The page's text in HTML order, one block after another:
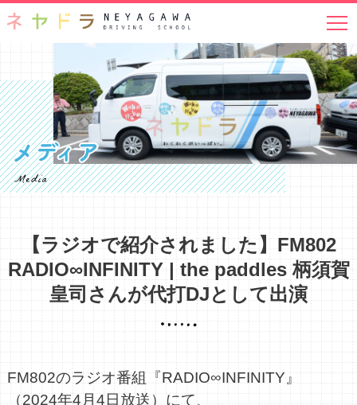
免許取得をお考えの方へ
普通免許 二輪免許 その他免許
在校生の方へ
在校生メニュー 無料送迎バス オンライン学科教習
ご紹介特典
安全運転クリニック
企業のお客様へ
ネヤドラについて
スクールライフ スタッフのこだわり
【ラジオで紹介されました】FM802
RADIO∞INFINITY | the paddles 柄須賀
皇司さんが代打DJとして出演
FM802のラジオ番組『RADIO∞INFINITY』
（2024年4月4日放送）にて、